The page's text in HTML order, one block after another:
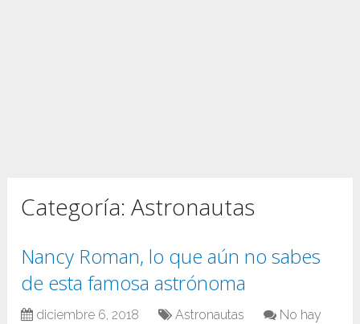
Categoría:Astronautas
Nancy Roman, lo que aún no sabes
de esta famosa astrónoma
diciembre 6, 2018 Astronautas
No hay